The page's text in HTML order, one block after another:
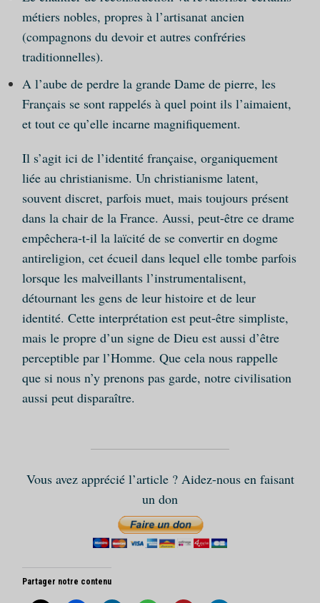
métiers nobles, propres à l’artisanat ancien
(compagnons du devoir et autres confréries
traditionnelles).
A l’aube de perdre la grande Dame de pierre, les
Français se sont rappelés à quel point ils l’aimaient,
et tout ce qu’elle incarne magnifiquement.
Il s’agit ici de l’identité française, organiquement
liée au christianisme. Un christianisme latent,
souvent discret, parfois muet, mais toujours présent
dans la chair de la France. Aussi, peut-être ce drame
empêchera-t-il la laïcité de se convertir en dogme
antireligion, cet écueil dans lequel elle tombe parfois
lorsque les malveillants l’instrumentalisent,
détournant les gens de leur histoire et de leur
identité. Cette interprétation est peut-être simpliste,
mais le propre d’un signe de Dieu est aussi d’être
perceptible par l’Homme. Que cela nous rappelle
que si nous n’y prenons pas garde, notre civilisation
aussi peut disparaître.
Vous avez apprécié l’article ? Aidez-nous en faisant
un don
Partager notre contenu